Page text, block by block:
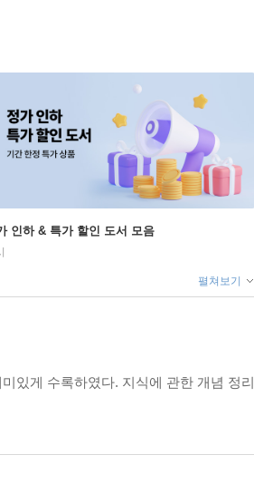
인하 & 특가 할인 도서 모음
펼쳐보기
있게 수록하였다. 지식에 관한 개념 정리